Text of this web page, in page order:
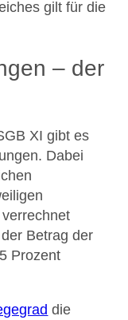
gilt für die
– der
XI gibt es
Dabei
Betrag der
Prozent
die